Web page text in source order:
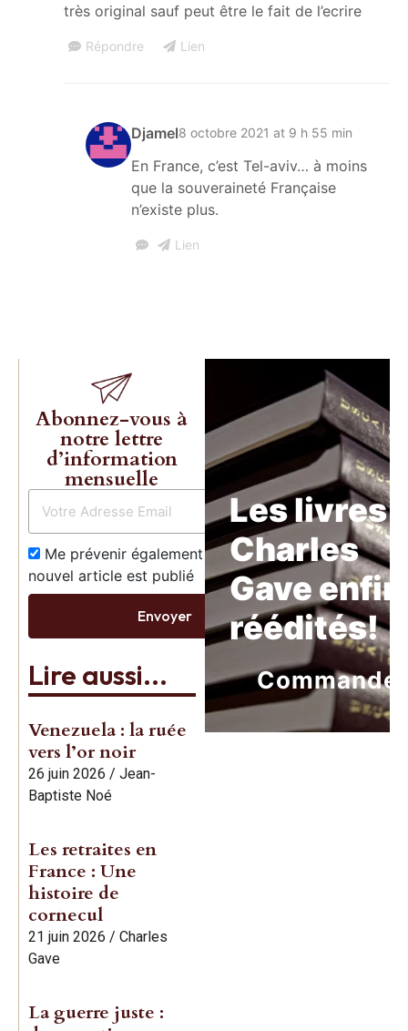
très original sauf peut être le fait de l’ecrire
Répondre Lien
Djamel8 octobre 2021 at 9 h 55 min
En France, c’est Tel-aviv… à moins
que la souveraineté Française
n’existe plus.
Lien
Abonnez-vous à
notre lettre
d’information
mensuelle
Me prévenir également dès qu’un
nouvel article est publié
Envoyer
Lire aussi...
Venezuela : la ruée
vers l’or noir
26 juin 2026 / Jean-
Baptiste Noé
Les retraites en
France : Une
histoire de
cornecul
21 juin 2026 / Charles
Gave
La guerre juste :
Les livres
Charles
Gave enfin
réédités!